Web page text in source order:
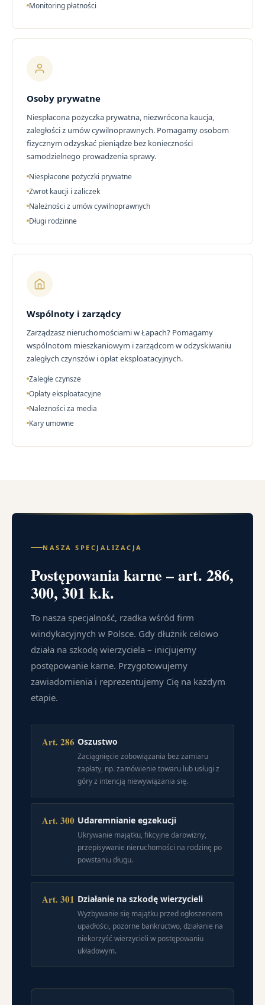
Monitoring płatności
Osoby prywatne
Niespłacona pożyczka prywatna, niezwrócona kaucja,
zaległości z umów cywilnoprawnych. Pomagamy osobom
fizycznym odzyskać pieniądze bez konieczności
samodzielnego prowadzenia sprawy.
Niespłacone pożyczki prywatne
Zwrot kaucji i zaliczek
Należności z umów cywilnoprawnych
Długi rodzinne
Wspólnoty i zarządcy
Zarządzasz nieruchomościami w Łapach? Pomagamy
wspólnotom mieszkaniowym i zarządcom w odzyskiwaniu
zaległych czynszów i opłat eksploatacyjnych.
Zaległe czynsze
Opłaty eksploatacyjne
Należności za media
Kary umowne
NASZA SPECJALIZACJA
Postępowania karne – art. 286,
300, 301 k.k.
To nasza specjalność, rzadka wśród firm
windykacyjnych w Polsce. Gdy dłużnik celowo
działa na szkodę wierzyciela – inicjujemy
postępowanie karne. Przygotowujemy
zawiadomienia i reprezentujemy Cię na każdym
etapie.
Art. 286 Oszustwo
Zaciągnięcie zobowiązania bez zamiaru
zapłaty, np. zamówienie towaru lub usługi z
góry z intencją niewywiązania się.
Art. 300 Udaremnianie egzekucji
Ukrywanie majątku, fikcyjne darowizny,
przepisywanie nieruchomości na rodzinę po
powstaniu długu.
Art. 301 Działanie na szkodę wierzycieli
Wyzbywanie się majątku przed ogłoszeniem
upadłości, pozorne bankructwo, działanie na
niekorzyść wierzycieli w postępowaniu
układowym.